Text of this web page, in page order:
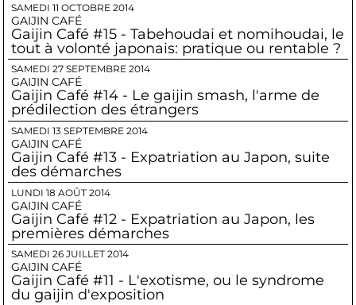
SAMEDI 11 OCTOBRE 2014
GAIJIN CAFÉ
Gaijin Café #15 - Tabehoudai et nomihoudai, le
tout à volonté japonais: pratique ou rentable ?
SAMEDI 27 SEPTEMBRE 2014
GAIJIN CAFÉ
Gaijin Café #14 - Le gaijin smash, l'arme de
prédilection des étrangers
SAMEDI 13 SEPTEMBRE 2014
GAIJIN CAFÉ
Gaijin Café #13 - Expatriation au Japon, suite
des démarches
LUNDI 18 AOÛT 2014
GAIJIN CAFÉ
Gaijin Café #12 - Expatriation au Japon, les
premières démarches
SAMEDI 26 JUILLET 2014
GAIJIN CAFÉ
Gaijin Café #11 - L'exotisme, ou le syndrome
du gaijin d'exposition